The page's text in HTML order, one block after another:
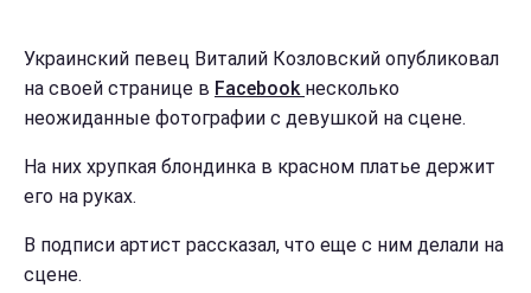
Украинский певец Виталий Козловский опубликовал
на своей странице в Facebook несколько
неожиданные фотографии с девушкой на сцене.
На них хрупкая блондинка в красном платье держит
его на руках.
В подписи артист рассказал, что еще с ним делали на
сцене.